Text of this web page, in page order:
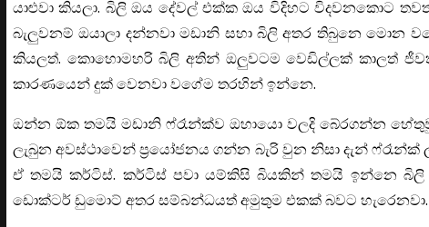
යාළුවා කියලා. බිලි ඔය දේවල් එක්ක ඔය විදිහට විදවනකොට
බැලුවනම් ඔයාලා දන්නවා මඩානි සහා බිලි අතර තිබුනෙ
කියලත්. කොහොමහරි බිලි අතින් ඔලුවටම වෙඩිල්ලක් කාලත්
කාරණයෙන් දුක් වෙනවා වගේම තරහින් ඉන්නෙ.
ඔන්න ඕක තමයි මඩානි ෆ්රෑන්ක්ව ඔහායො වලදි බේරගන්න
ලැබුන අවස්ථාවෙන් ප්‍රයෝජනය ගන්න බැරි වුන නිසා දැන්
ඒ තමයි කර්ටිස්. කර්ටිස් පවා යම්කිසි බියකින් තමයි ඉන්නෙ
ඩොක්ටර් ඩුමොට් අතර සම්බන්ධයත් අමුතුම එකක් බවට හැරෙනවා.